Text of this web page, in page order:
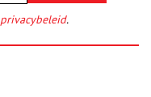
privacybeleid.